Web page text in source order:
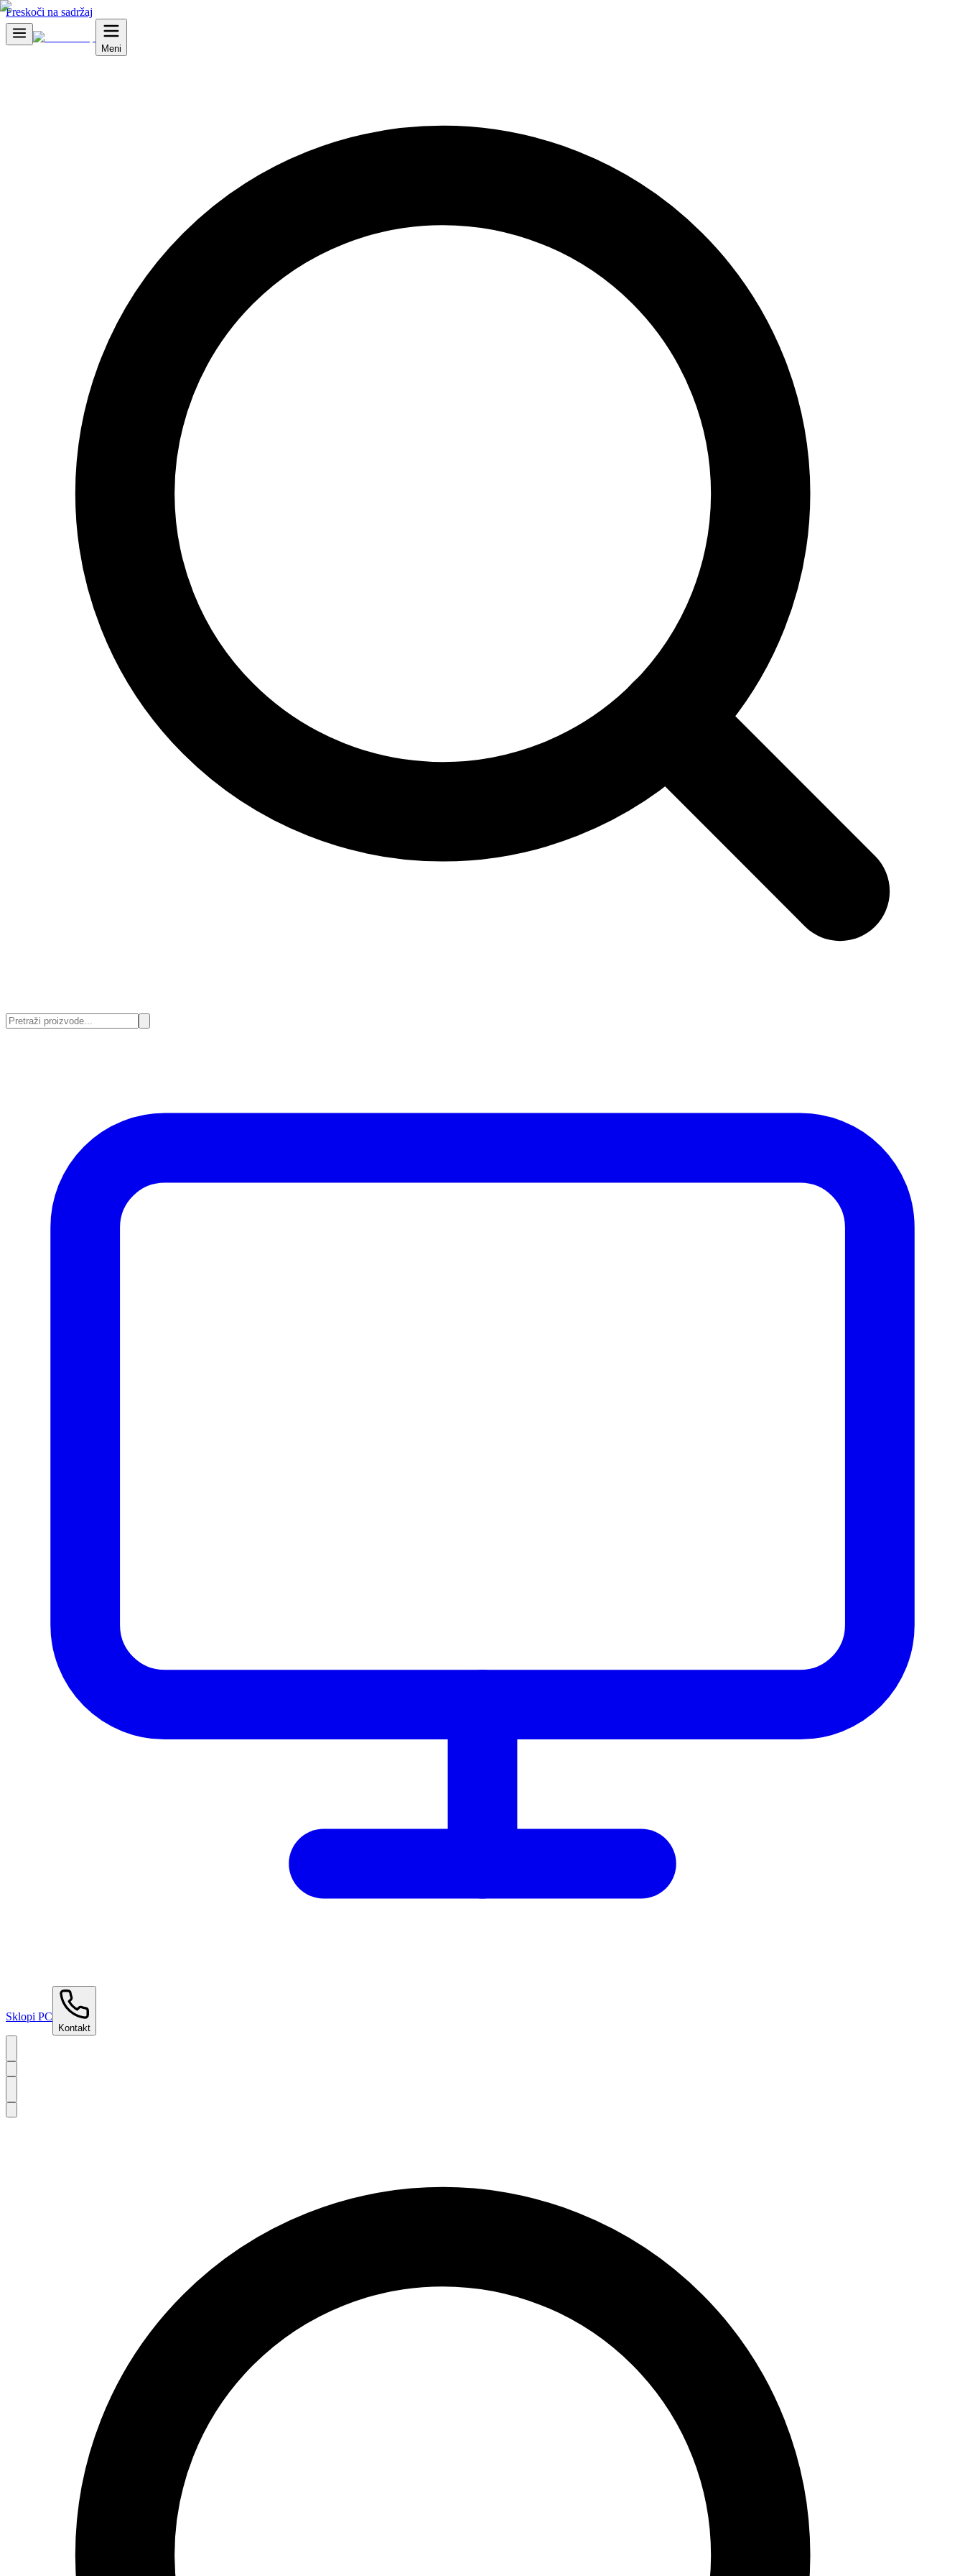
Preskoči na sadržaj
Meni
Sklopi PC
Kontakt